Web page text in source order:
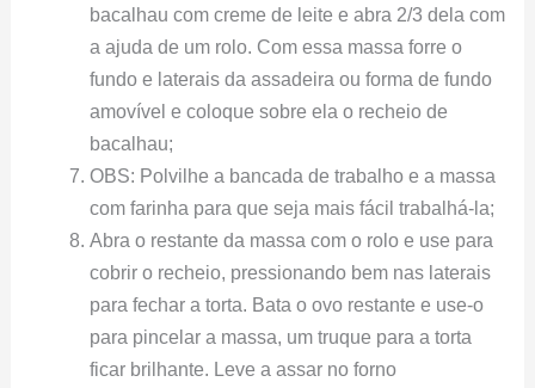
bacalhau com creme de leite e abra 2/3 dela com
a ajuda de um rolo. Com essa massa forre o
fundo e laterais da assadeira ou forma de fundo
amovível e coloque sobre ela o recheio de
bacalhau;
OBS: Polvilhe a bancada de trabalho e a massa
com farinha para que seja mais fácil trabalhá-la;
Abra o restante da massa com o rolo e use para
cobrir o recheio, pressionando bem nas laterais
para fechar a torta. Bata o ovo restante e use-o
para pincelar a massa, um truque para a torta
ficar brilhante. Leve a assar no forno